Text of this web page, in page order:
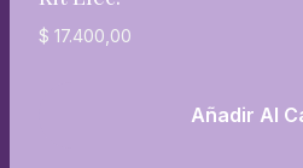
$ 17.400,00
Añadir Al